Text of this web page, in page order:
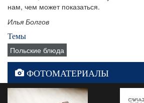
нам, чем может показаться.
Илья Болгов
Темы
Польские блюда
ФОТОМАТЕРИАЛЫ